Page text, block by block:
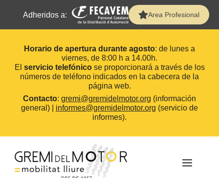
Adheridos a: Area Profesional
Horario de apertura durante agosto: de lunes a
viernes, de 8:00 h a 14.00h.
El servicio telefónicose proporcionará a través de los
números de teléfono indicados en la cabecera de la
página web.
Contacto: gremi@gremidelmotor.org (información
general) | informes@gremidelmotor.org (servicio de
informes).
contenido